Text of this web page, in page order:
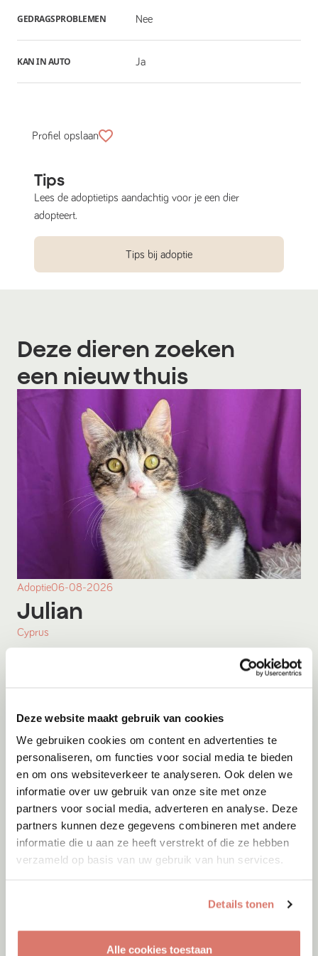
Deze website maakt gebruik van cookies
We gebruiken cookies om content en advertenties te
personaliseren, om functies voor social media te bieden
en om ons websiteverkeer te analyseren. Ook delen we
informatie over uw gebruik van onze site met onze
partners voor social media, adverteren en analyse. Deze
partners kunnen deze gegevens combineren met andere
informatie die u aan ze heeft verstrekt of die ze hebben
verzameld op basis van uw gebruik van hun services.
Details tonen
Alle cookies toestaan
GEDRAGSPROBLEMEN Nee
KAN IN AUTO Ja
Profiel opslaan
Tips
Lees de adoptietips aandachtig voor je een dier
adopteert.
Tips bij adoptie
Deze dieren zoeken
een nieuw thuis
Adoptie06-08-2026
Julian
Cyprus
Cyprus